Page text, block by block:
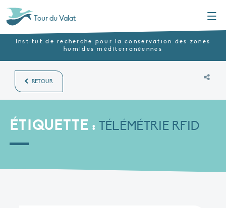
Tour du Valat
Institut de recherche pour la conservation des zones
humides méditerranéennes
RETOUR
ÉTIQUETTE : TÉLÉMÉTRIE RFID